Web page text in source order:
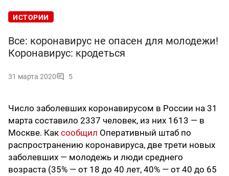
ИСТОРИИ
Все: коронавирус не опасен для молодежи!
Коронавирус: кродеться
31 марта 2020 5
Число заболевших коронавирусом в России на 31
марта составило 2337 человек, из них 1613 — в
Москве. Как сообщил Оперативный штаб по
распространению коронавируса, две трети новых
заболевших — молодежь и люди среднего
возраста (35% — от 18 до 40 лет, 40% — от 40 до 65